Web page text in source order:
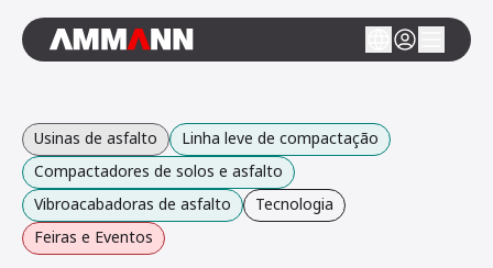
Usinas de asfalto
Linha leve de compactação
Compactadores de solos e asfalto
Vibroacabadoras de asfalto
Tecnologia
Feiras e Eventos